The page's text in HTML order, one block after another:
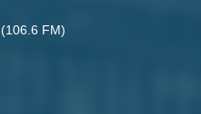
(106.6 FM)